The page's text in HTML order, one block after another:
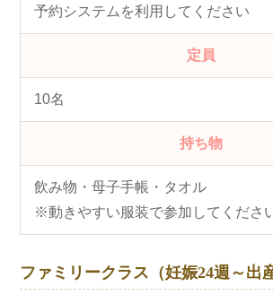
予約システムを利用してください
定員
10名
持ち物
飲み物・母子手帳・タオル
※動きやすい服装で参加してくださ
ファミリークラス（妊娠24週～出